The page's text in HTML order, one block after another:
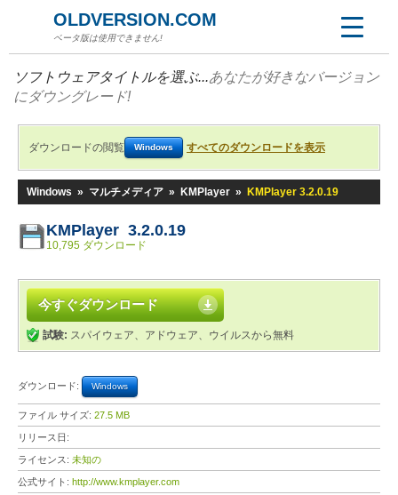
OLDVERSION.COM
ベータ版は使用できません!
ソフトウェアタイトルを選ぶ...あなたが好きなバージョン
にダウングレード!
ダウンロードの閲覧 Windows すべてのダウンロードを表示
Windows » マルチメディア » KMPlayer » KMPlayer 3.2.0.19
KMPlayer 3.2.0.19
10,795 ダウンロード
今すぐダウンロード
試験: スパイウェア、アドウェア、ウイルスから無料
ダウンロード: Windows
ファイル サイズ: 27.5 MB
リリース日:
ライセンス: 未知の
公式サイト: http://www.kmplayer.com